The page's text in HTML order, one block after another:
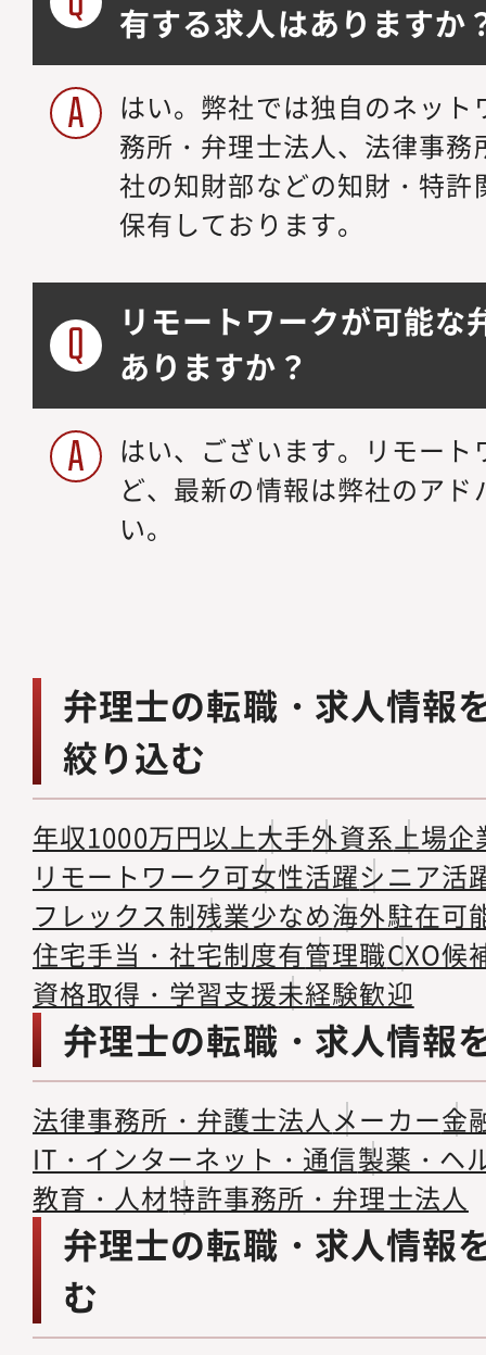
有する求人はありますか
はい。弊社では独自のネッ
務所・弁理士法人、法律事
社の知財部などの知財・特
保有しております。
リモートワークが可能な
ありますか？
はい、ございます。リモー
ど、最新の情報は弊社のア
い。
弁理士の転職・求人情報
絞り込む
年収1000万円以上大手外資系上場企
リモートワーク可女性活躍シニア活
フレックス制残業少なめ海外駐在可
住宅手当・社宅制度有管理職CXO候
資格取得・学習支援未経験歓迎
弁理士の転職・求人情報
法律事務所・弁護士法人メーカー金
IT・インターネット・通信製薬・ヘ
教育・人材特許事務所・弁理士法人
弁理士の転職・求人情報
む